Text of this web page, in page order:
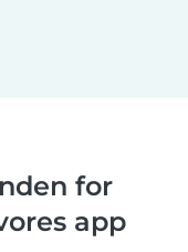
for
app